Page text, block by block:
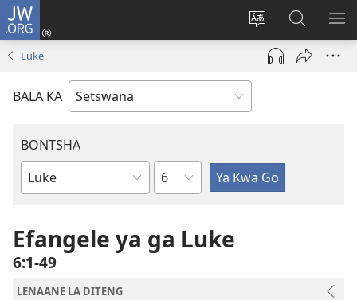
JW.ORG
Fetola
puo
ya
Tsena
tsebe
e
Senka
JW.ORG/
Luke
BALA KA
BONTSHA
Dibuka
Baebele
Kgaolo
Efangele ya ga Luke
6:1-49
LENAANE LA DITENG